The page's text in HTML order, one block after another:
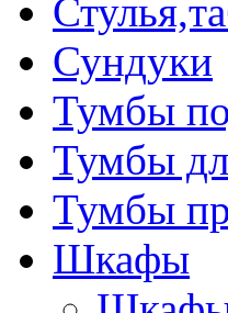
Сундуки
Тумбы
Тумбы
Тумбы
Шкафы